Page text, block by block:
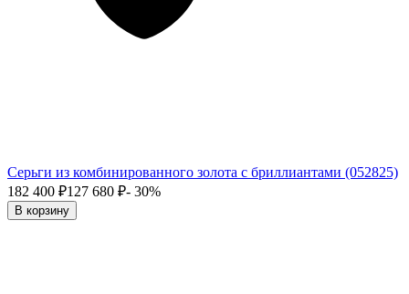
Серьги из комбинированного золота с бриллиантами (052825)
182 400 ₽127 680 ₽- 30%
В корзину